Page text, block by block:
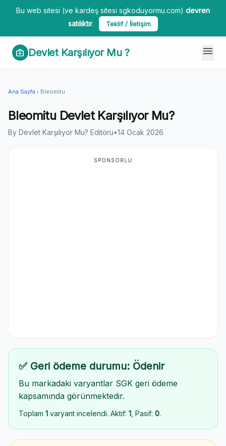
Bu web sitesi (ve kardeş sitesi sgkoduyormu.com) devren
satılıktır. Teklif / İletişim
medical_services Devlet Karşılıyor Mu ? menu
Ana Sayfa chevron_right Bleomitu
Bleomitu Devlet Karşılıyor Mu?
By Devlet Karşılıyor Mu? Editörü•14 Ocak 2026
SPONSORLU
✅ Geri ödeme durumu: Ödenir
Bu markadaki varyantlar SGK geri ödeme
kapsamında görünmektedir.
Toplam 1 varyant incelendi. Aktif: 1 , Pasif: 0.